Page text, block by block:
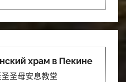
храм в Пекине
圣母安息教堂